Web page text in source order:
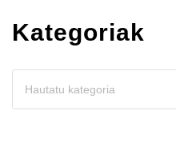
Kategoriak